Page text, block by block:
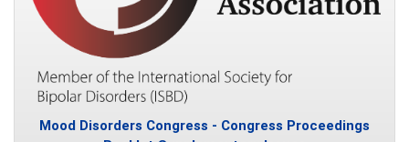
Mood Disorders Congress - Congress Proceedings